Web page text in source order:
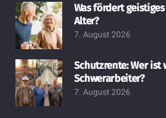
Was fördert
Alter?
7. August 2026
Schutzrente: Wer ist
Schwerarbeiter?
7. August 2026